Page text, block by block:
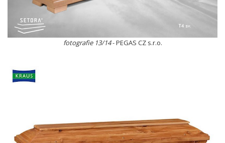
fotografie 13/14- PEGAS CZ s.r.o.